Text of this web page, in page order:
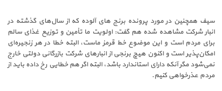
سیف همچنین در مورد پرونده برنج های آلوده که از سال‌های گذشته در
انبار شرکت مشاهده شده هم گفت: اولویت ما تأمین و توزیع غذای سالم
برای مردم است و این موضوع خط قرمز ماست، البته خطا در هر زنجیره‌ای
امکان‌پذیر است و اکنون هیچ برنجی از انبارهای شرکت بازرگانی دولتی خارج
نمی‌شود مگر آنکه دارای استاندارد باشد، البته اگر هم خطایی رخ داده باید از
مردم عذرخواهی کنیم.